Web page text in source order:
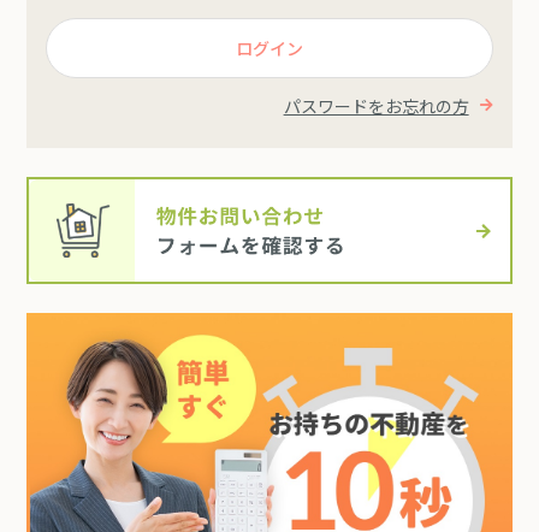
ログイン
パスワードをお忘れの方